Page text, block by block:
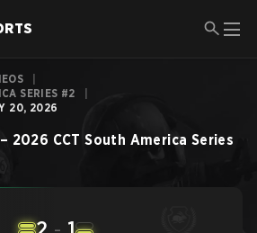
SERIES #2
20, 2026
– 2026 CCT South America Series